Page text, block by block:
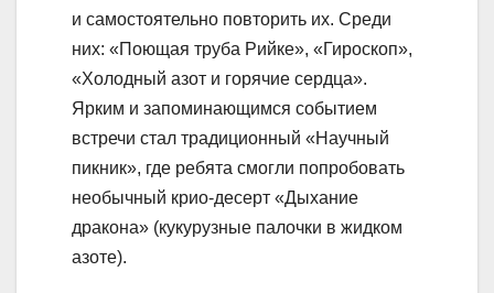
и самостоятельно повторить их. Среди
них: «Поющая труба Pийкe», «Гироскоп»,
«Холодный азот и горячие сердца».
Ярким и запоминающимся событием
встречи стал традиционный «Научный
пикник», где ребята смогли попробовать
необычный крио-десерт «Дыхание
дракона» (кукурузные палочки в жидком
азоте).